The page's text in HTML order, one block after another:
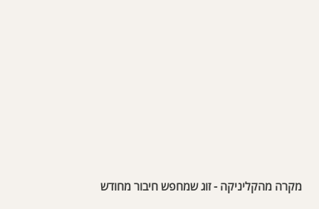
מקרה מהקליניקה - זוג שמחפש חיבור מחודש